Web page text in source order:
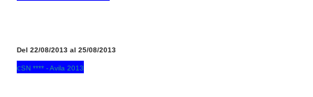
Del 22/08/2013 al 25/08/2013
cSN **** - Avila 2013